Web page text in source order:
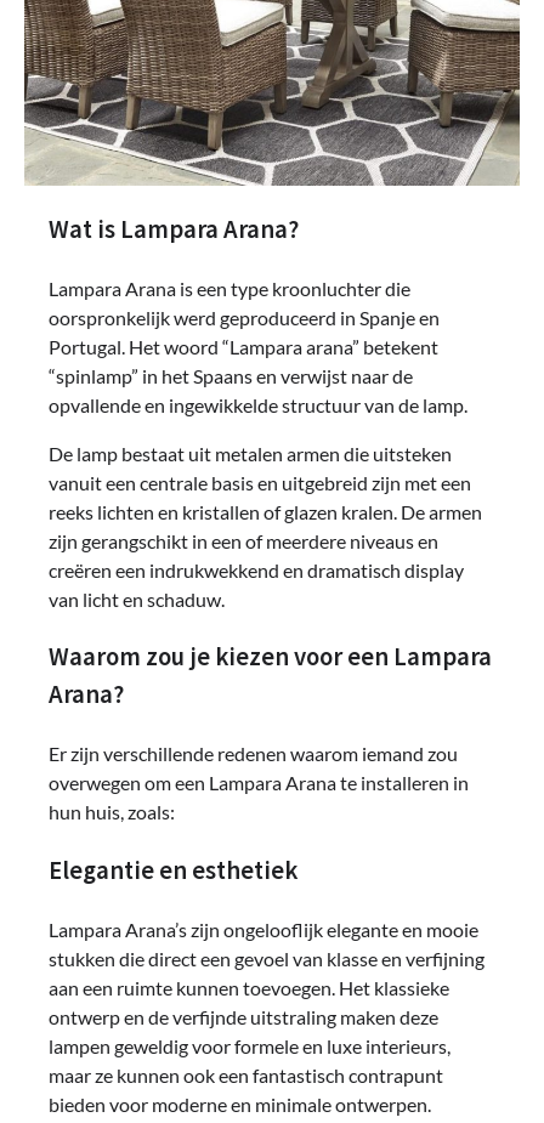
Wat is Lampara Arana?
Lampara Arana is een type kroonluchter die
oorspronkelijk werd geproduceerd in Spanje en
Portugal. Het woord “Lampara arana” betekent
“spinlamp” in het Spaans en verwijst naar de
opvallende en ingewikkelde structuur van de lamp.
De lamp bestaat uit metalen armen die uitsteken
vanuit een centrale basis en uitgebreid zijn met een
reeks lichten en kristallen of glazen kralen. De armen
zijn gerangschikt in een of meerdere niveaus en
creëren een indrukwekkend en dramatisch display
van licht en schaduw.
Waarom zou je kiezen voor een Lampara
Arana?
Er zijn verschillende redenen waarom iemand zou
overwegen om een ​​Lampara Arana te installeren in
hun huis, zoals:
Elegantie en esthetiek
Lampara Arana’s zijn ongelooflijk elegante en mooie
stukken die direct een gevoel van klasse en verfijning
aan een ruimte kunnen toevoegen. Het klassieke
ontwerp en de verfijnde uitstraling maken deze
lampen geweldig voor formele en luxe interieurs,
maar ze kunnen ook een fantastisch contrapunt
bieden voor moderne en minimale ontwerpen.